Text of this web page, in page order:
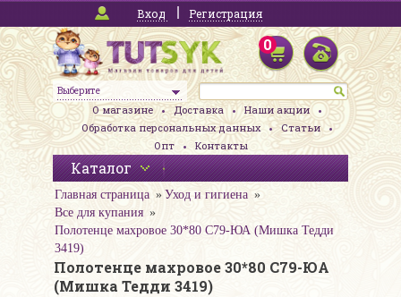
Вход Регистрация
Выберите
0
О магазине Доставка
Наши акции
Обработка персональных данных
Статьи
Опт
Контакты
Каталог
Главная страница
Уход и гигиена
Все для купания
Полотенце махровое 30*80 С79-ЮА (Мишка Тедди
3419)
Полотенце махровое 30*80 С79-ЮА
(Мишка Тедди 3419)